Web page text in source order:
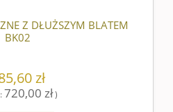
Z DŁUŻSZYM BLATEM
BK02
zł
720,00 zł)